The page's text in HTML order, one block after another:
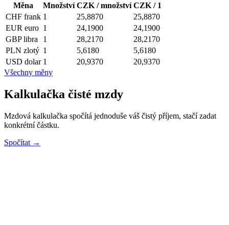
Měna
Množství CZK / množství CZK / 1
CHF frank 1 25,8870
25,8870
EUR euro 1 24,1900
24,1900
GBP libra 1 28,2170
28,2170
PLN zlotý 1 5,6180
5,6180
USD dolar 1 20,9370
20,9370
Všechny měny
Kalkulačka čisté mzdy
Mzdová kalkulačka spočítá jednoduše váš čistý příjem, stačí zadat
konkrétní částku.
Spočítat →